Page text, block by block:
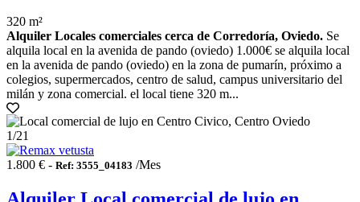
320 m²
Alquiler Locales comerciales cerca de Corredoría, Oviedo. Se
alquila local en la avenida de pando (oviedo) 1.000€ se alquila local
en la avenida de pando (oviedo) en la zona de pumarín, próximo a
colegios, supermercados, centro de salud, campus universitario del
milán y zona comercial. el local tiene 320 m...
1/21
1.800 € - Ref: 3555_04183 /Mes